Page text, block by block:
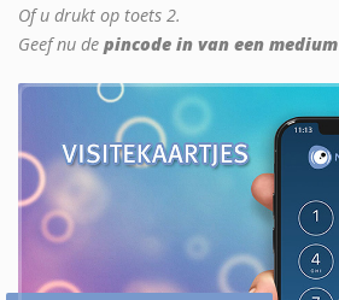
Of u drukt op toets 2.
Geef nu de pincode in van een medium